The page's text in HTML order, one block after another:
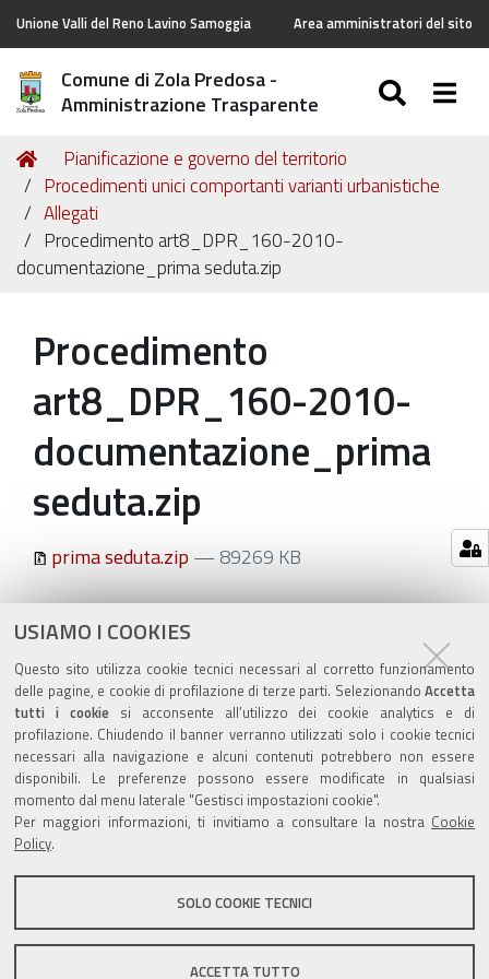
USIAMO I COOKIES
Questo sito utilizza cookie tecnici necessari al corretto funzionamento
delle pagine, e cookie di profilazione di terze parti. Selezionando Accetta
tutti i cookiesi acconsente all’utilizzo dei cookie analytics e di
profilazione. Chiudendo il banner verranno utilizzati solo i cookie tecnici
necessari alla navigazione e alcuni contenuti potrebbero non essere
disponibili. Le preferenze possono essere modificate in qualsiasi
momento dal menu laterale "Gestisci impostazioni cookie".
Per maggiori informazioni, ti invitiamo a consultare la nostra Cookie
Policy.
SOLO COOKIE TECNICI
ACCETTA TUTTO
Unione Valli del Reno Lavino Samoggia Area amministratori del sito
Comune di Zola Predosa -
Amministrazione Trasparente
Tu
sei
qui:
Home
Pianificazione e governo del territorio
Procedimenti unici comportanti varianti urbanistiche
Allegati
Procedimento art8_DPR_160-2010-
documentazione_prima seduta.zip
Procedimento
art8_DPR_160-2010-
documentazione_prima
seduta.zip
prima seduta.zip— 89269 KB
Azioni
sul
documento
ultima modifica 18/08/2020
Valuta questo sito
Sito istituzionale Comune di Zola Predosa